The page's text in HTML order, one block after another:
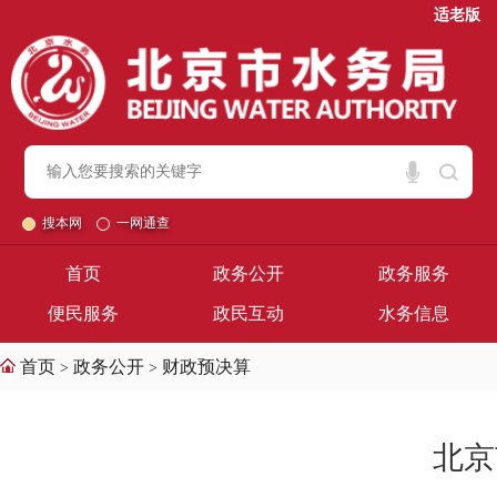
适老版
搜本网 一网通查
首页 政务公开 政务服务
便民服务 政民互动 水务信息
首页 > 政务公开 > 财政预决算
北